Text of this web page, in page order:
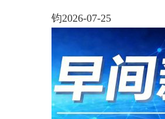
钧2026-07-25